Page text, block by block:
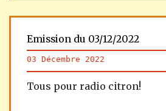
Emission du 03/12/2022
03 Décembre 2022
Tous pour radio citron!